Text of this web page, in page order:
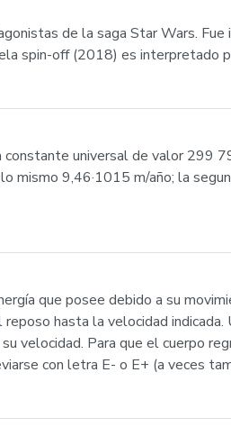
de la saga Star Wars.
spin-off (2018) es interpretado
constante universal de valor
mismo 9,46·1015 m/año; la
que posee debido a su
hasta la velocidad
velocidad. Para que el cuerpo
con letra E- o E+ (a veces